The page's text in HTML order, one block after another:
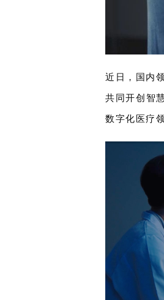
近日，国内
共同开创智
数字化医疗